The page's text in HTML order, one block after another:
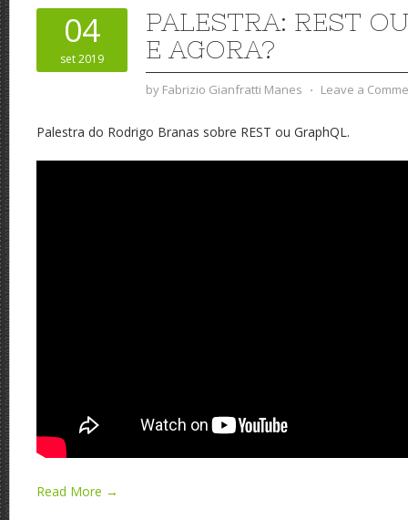
04
set 2019
PALESTRA: REST
E AGORA?
by Fabrizio Gianfratti Manes ⋅ Leave a
Palestra do Rodrigo Branas sobre REST ou GraphQL.
Read More →